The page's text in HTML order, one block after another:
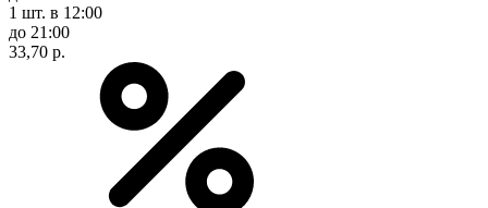
1 шт. в 12:00
до 21:00
33,70 р.